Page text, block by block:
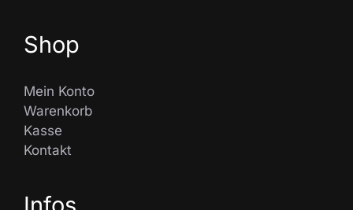
Shop
Mein Konto
Warenkorb
Kasse
Kontakt